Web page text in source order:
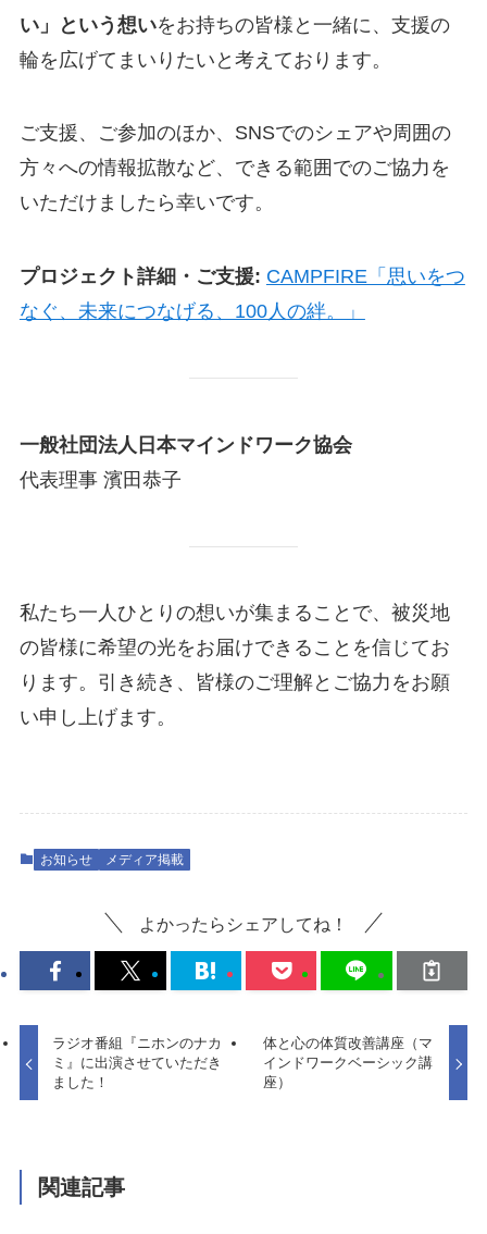
い」という想いをお持ちの皆様と一緒に、支援の
輪を広げてまいりたいと考えております。
ご支援、ご参加のほか、SNSでのシェアや周囲の
方々への情報拡散など、できる範囲でのご協力を
いただけましたら幸いです。
プロジェクト詳細・ご支援: CAMPFIRE「思いをつ
なぐ、未来につなげる、100人の絆。」
一般社団法人日本マインドワーク協会
代表理事 濱田恭子
私たち一人ひとりの想いが集まることで、被災地
の皆様に希望の光をお届けできることを信じてお
ります。引き続き、皆様のご理解とご協力をお願
い申し上げます。
お知らせ メディア掲載
よかったらシェアしてね！
ラジオ番組『ニホンのナカ
ミ』に出演させていただき
ました！
体と心の体質改善講座（マ
インドワークベーシック講
座）
関連記事